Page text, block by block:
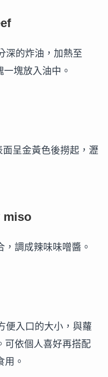
深的炸油，加熱至
塊放入油中。
呈金黃色後撈起，瀝
miso
調成辣味味噌醬。
便入口的大小，與蘿
可依個人喜好再搭配
用。